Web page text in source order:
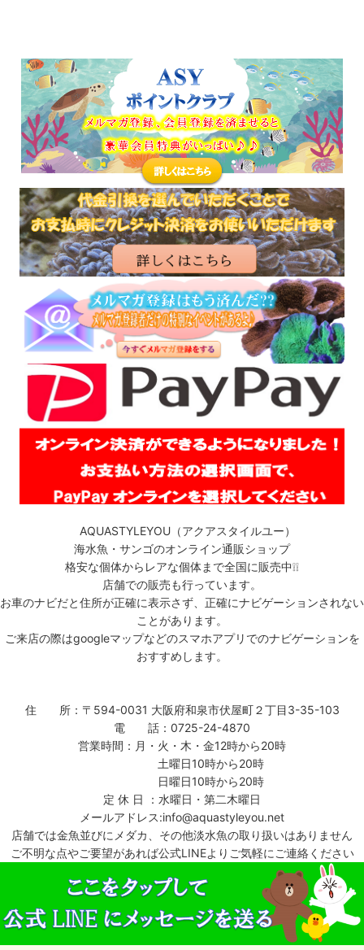
AQUASTYLEYOU（アクアスタイルユー）
海水魚・サンゴのオンライン通販ショップ
格安な個体からレアな個体まで全国に販売中❕❕
店舗での販売も行っています。
お車のナビだと住所が正確に表示さず、正確にナビゲーションされない
ことがあります。
ご来店の際はgoogleマップなどのスマホアプリでのナビゲーションを
おすすめします。
住 所：〒594-0031 大阪府和泉市伏屋町２丁目3-35-103
電 話：0725-24-4870
営業時間：月・火・木・金12時から20時
土曜日10時から20時
日曜日10時から20時
定 休 日 ：水曜日・第二木曜日
メールアドレス:info@aquastyleyou.net
店舗では金魚並びにメダカ、その他淡水魚の取り扱いはありません
ご不明な点やご要望があれば公式LINEよりご気軽にご連絡ください